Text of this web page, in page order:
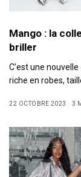
Mango : la
briller
C’est une
riche en robes,
22 OCTOBRE 2023 3